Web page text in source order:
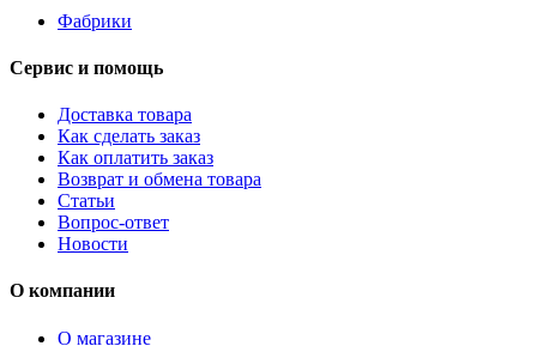
Фабрики
Сервис и помощь
Доставка товара
Как сделать заказ
Как оплатить заказ
Возврат и обмена товара
Статьи
Вопрос-ответ
Новости
О компании
О магазине